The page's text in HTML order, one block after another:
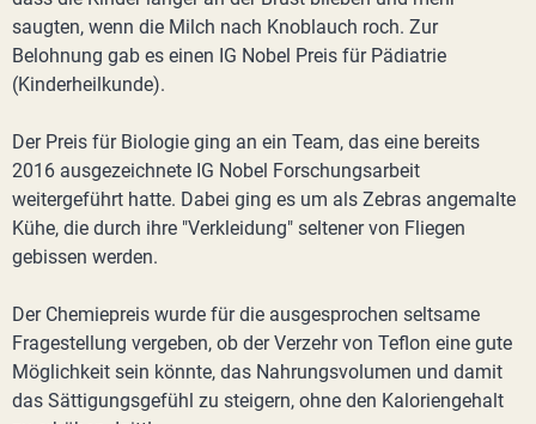
saugten, wenn die Milch nach Knoblauch roch. Zur
Belohnung gab es einen IG Nobel Preis für Pädiatrie
(Kinderheilkunde).
Der Preis für Biologie ging an ein Team, das eine bereits
2016 ausgezeichnete IG Nobel Forschungsarbeit
weitergeführt hatte. Dabei ging es um als Zebras angemalte
Kühe, die durch ihre "Verkleidung" seltener von Fliegen
gebissen werden.
Der Chemiepreis wurde für die ausgesprochen seltsame
Fragestellung vergeben, ob der Verzehr von Teflon eine gute
Möglichkeit sein könnte, das Nahrungsvolumen und damit
das Sättigungsgefühl zu steigern, ohne den Kaloriengehalt